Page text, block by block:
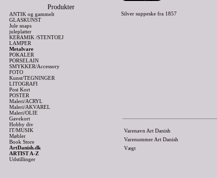
Produkter
ANTIK og gammelt
GLASKUNST
Jule snaps
juleplatter
KERAMIK /STENTOEJ
LAMPER
Metalvare
POKALER
PORSELAIN
SMYKKER/Accessory
FOTO
Kunst/TEGNINGER
LITOGRAFI
Post Kort
POSTER
Maleri/ACRYL
Maleri/AKVAREL
Maleri/OLIE
Gavekort
Hobby div
IT/MUSIK
Møbler
Book Store
ArtDanish.dk
ARTIST A-Z
Udstillinger
Silver suppeske fra 1857
Varenavn Art Danish
Varenummer Art Danish
Vægt